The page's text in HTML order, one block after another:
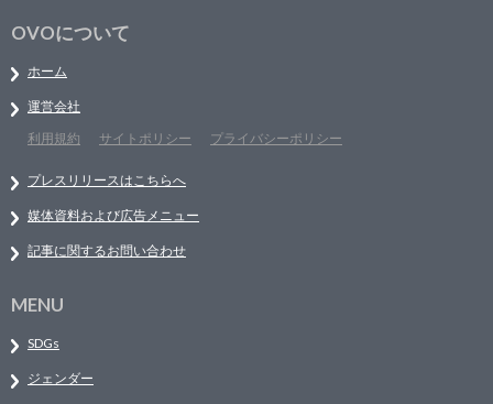
OVOについて
ホーム
運営会社
利用規約
サイトポリシー プライバシーポリシー
プレスリリースはこちらへ
媒体資料および広告メニュー
記事に関するお問い合わせ
MENU
SDGs
ジェンダー